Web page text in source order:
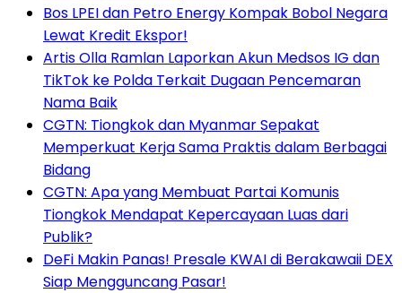
Bos LPEI dan Petro Energy Kompak Bobol Negara
Lewat Kredit Ekspor!
Artis Olla Ramlan Laporkan Akun Medsos IG dan
TikTok ke Polda Terkait Dugaan Pencemaran
Nama Baik
CGTN: Tiongkok dan Myanmar Sepakat
Memperkuat Kerja Sama Praktis dalam Berbagai
Bidang
CGTN: Apa yang Membuat Partai Komunis
Tiongkok Mendapat Kepercayaan Luas dari
Publik?
DeFi Makin Panas! Presale KWAI di Berakawaii DEX
Siap Mengguncang Pasar!